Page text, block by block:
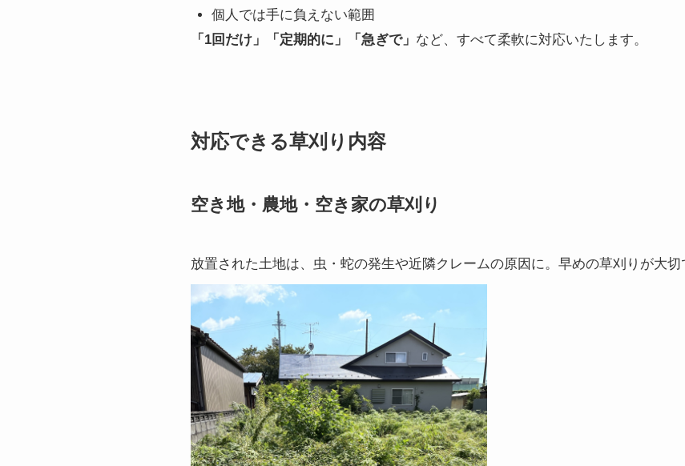
個人では手に負えない範囲
「1回だけ」「定期的に」「急ぎで」 など、すべて柔軟に対応いたします。
対応できる草刈り内容
空き地・農地・空き家の草刈り
放置された土地は、虫・蛇の発生や近隣クレームの原因に。早めの草刈りが大切